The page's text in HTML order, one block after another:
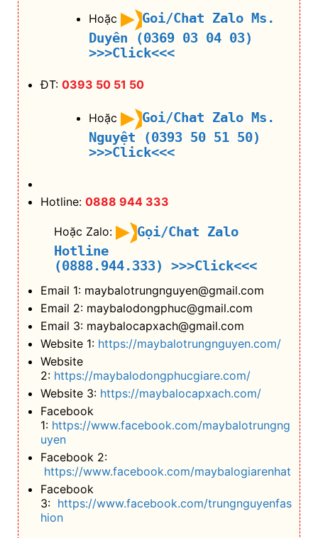
Hoặc
Goi/Chat Zalo Ms.
Duyên (0369 03 04 03)
>>>Click<<<
ĐT: 0393 50 51 50
Hoặc
Goi/Chat Zalo Ms.
Nguyệt (0393 50 51 50)
>>>Click<<<
Hotline: 0888 944 333
Hoặc Zalo:
Gọi/Chat Zalo
Hotline
(0888.944.333)
>>>Click<<<
Email 1: maybalotrungnguyen@gmail.com
Email 2: maybalodongphuc@gmail.com
Email 3: maybalocapxach@gmail.com
Website 1: https://maybalotrungnguyen.com/
Website
2: https://maybalodongphucgiare.com/
Website 3: https://maybalocapxach.com/
Facebook
1: https://www.facebook.com/maybalotrungng
uyen
Facebook 2:
https://www.facebook.com/maybalogiarenhat
Facebook
3: https://www.facebook.com/trungnguyenfas
hion